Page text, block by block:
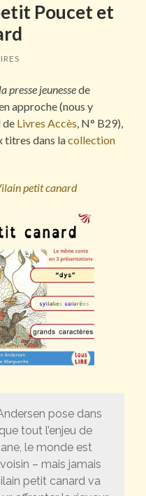
Poucet et
presse jeunessede
approche (nous y
de Livres Accès, N° B29),
titres dans lacollection
petit canard
pose dans
tout l’enjeu de
le monde est
– mais jamais
petit canard va